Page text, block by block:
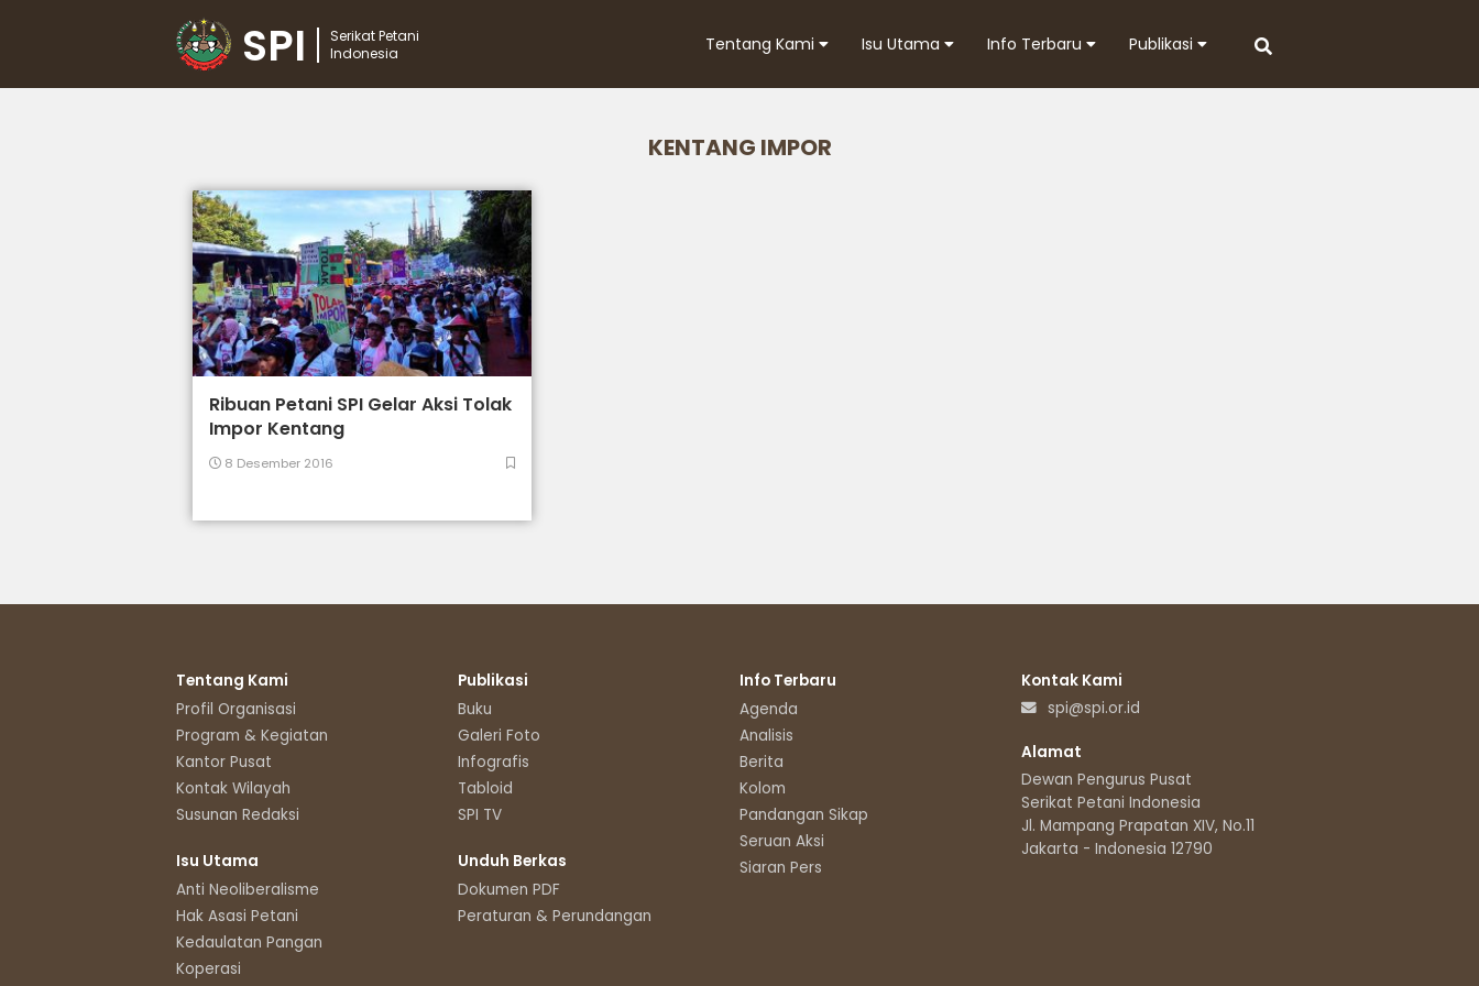
SPI
Serikat Petani
Indonesia
Tentang Kami Isu Utama Info Terbaru Publikasi
KENTANG IMPOR
Ribuan Petani SPI Gelar Aksi Tolak
Impor Kentang
8 Desember 2016
Tentang Kami
Profil Organisasi
Program & Kegiatan
Kantor Pusat
Kontak Wilayah
Susunan Redaksi
Isu Utama
Anti Neoliberalisme
Hak Asasi Petani
Kedaulatan Pangan
Koperasi
Publikasi
Buku
Galeri Foto
Infografis
Tabloid
SPI TV
Unduh Berkas
Dokumen PDF
Peraturan & Perundangan
Info Terbaru
Agenda
Analisis
Berita
Kolom
Pandangan Sikap
Seruan Aksi
Siaran Pers
Kontak Kami
spi@spi.or.id
Alamat
Dewan Pengurus Pusat
Serikat Petani Indonesia
Jl. Mampang Prapatan XIV, No.11
Jakarta - Indonesia 12790